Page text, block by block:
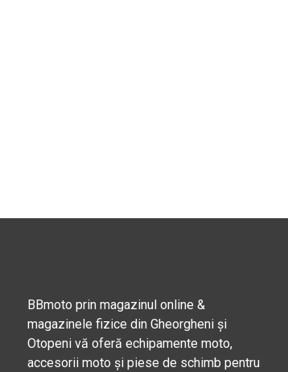
BBmoto prin magazinul online &
magazinele fizice din Gheorgheni și
Otopeni vă oferă echipamente moto,
accesorii moto și piese de schimb pentru